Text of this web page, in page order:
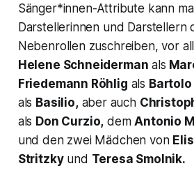
Sänger*innen-Attribute kann
Darstellerinnen und Darstellern
Nebenrollen zuschreiben, vor
Helene Schneiderman als
Friedemann Röhlig als Bartolo
als Basilio, aber auch
als Don Curzio, demAntonio
und den zwei Mädchen von
Stritzkyund Teresa Smolnik.